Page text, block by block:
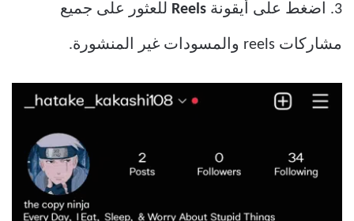
3. اضغط على أيقونة Reels للعثور على جميع
مشاركات reels والمسودات غير المنشورة.